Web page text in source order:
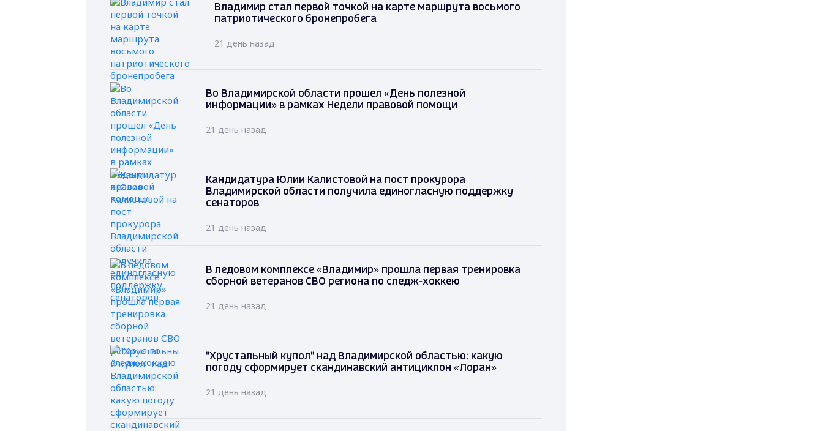
Владимир стал первой точкой на карте маршрута восьмого
патриотического бронепробега
21 день назад
Во Владимирской области прошел «День полезной
информации» в рамках Недели правовой помощи
21 день назад
Кандидатура Юлии Калистовой на пост прокурора
Владимирской области получила единогласную поддержку
сенаторов
21 день назад
В ледовом комплексе «Владимир» прошла первая тренировка
сборной ветеранов СВО региона по следж-хоккею
21 день назад
"Хрустальный купол" над Владимирской областью: какую
погоду сформирует скандинавский антициклон «Лоран»
21 день назад